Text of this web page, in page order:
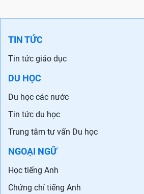
TIN TỨC
Tin tức giáo dục
DU HỌC
Du học các nước
Tin tức du học
Trung tâm tư vấn Du học
NGOẠI NGỮ
Học tiếng Anh
Chứng chỉ tiếng Anh